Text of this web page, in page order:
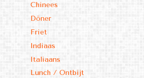
Chinees
Döner
Friet
Indiaas
Italiaans
Lunch / Ontbijt